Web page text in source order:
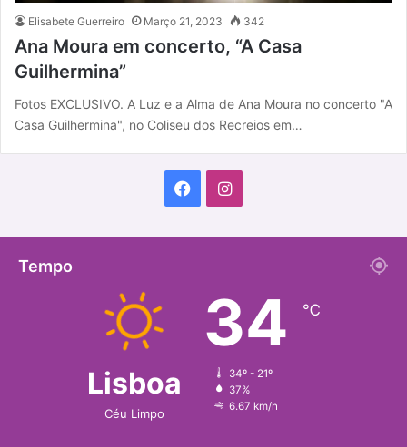
Elisabete Guerreiro Março 21, 2023 342
Ana Moura em concerto, “A Casa
Guilhermina”
Fotos EXCLUSIVO. A Luz e a Alma de Ana Moura no concerto "A
Casa Guilhermina", no Coliseu dos Recreios em…
I
t
a
g
r
Tempo
Lisboa
Céu Limpo
34 ℃
34º - 21º
37%
6.67 km/h